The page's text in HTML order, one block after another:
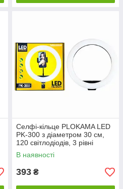
Селфі-кільце PLOKAMA LED
PK-300 з діаметром 30 см,
120 світлодіодів, 3 рівні
яскравості, 3000K – 6000K,
чорне
В наявності
393 ₴